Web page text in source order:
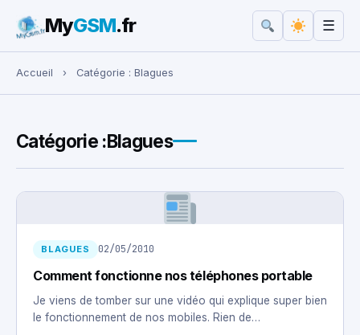
Rechercher :
MyGSM.fr ☰
Accueil › Catégorie : Blagues
Catégorie :Blagues
BLAGUES 02/05/2010
Comment fonctionne nos téléphones portable
Je viens de tomber sur une vidéo qui explique super bien
le fonctionnement de nos mobiles. Rien de…